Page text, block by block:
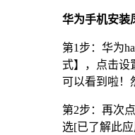
华为手机安装
第1步：华为
式】，点击设
可以看到啦！
第2步：再次
选[已了解此